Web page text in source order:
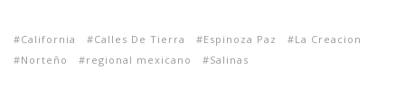
California Calles De Tierra Espinoza Paz
La Creacion
Norteño
regional mexicano Salinas